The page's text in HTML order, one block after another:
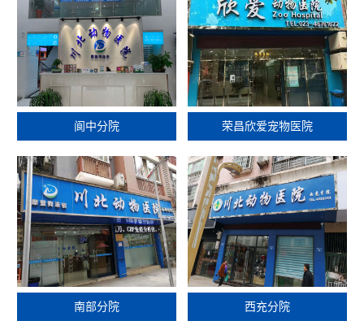
阆中分院 荣昌欣爱宠物医院
南部分院 西充分院